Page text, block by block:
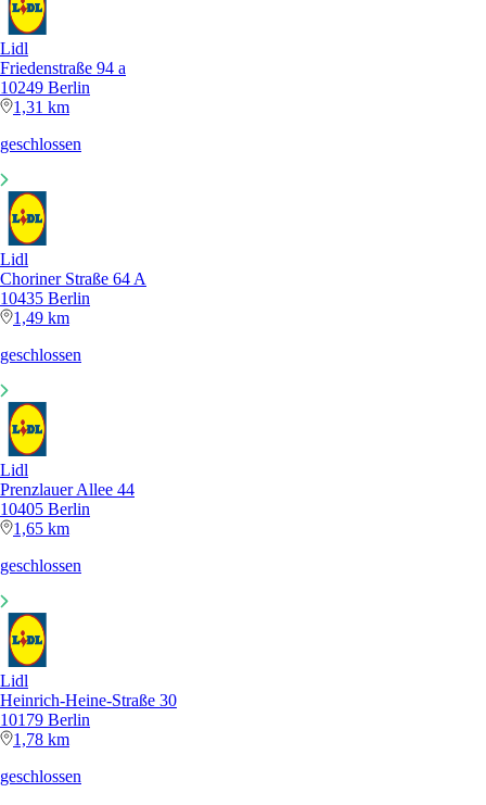
Lidl
Friedenstraße 94 a
10249 Berlin
1,31 km
geschlossen
Lidl
Choriner Straße 64 A
10435 Berlin
1,49 km
geschlossen
Lidl
Prenzlauer Allee 44
10405 Berlin
1,65 km
geschlossen
Lidl
Heinrich-Heine-Straße 30
10179 Berlin
1,78 km
geschlossen